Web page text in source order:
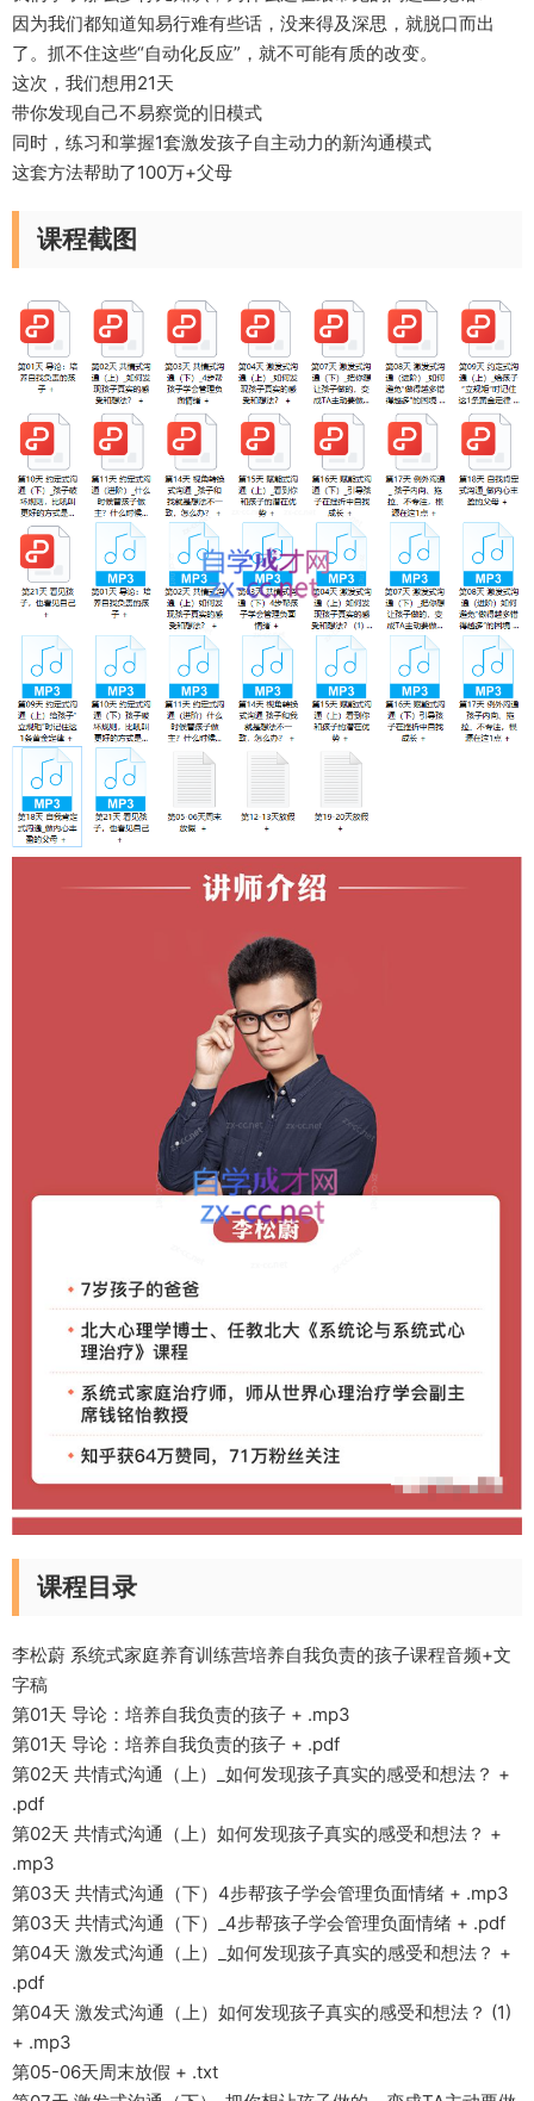
因为我们都知道知易行难有些话，没来得及深思，就脱口而出
了。抓不住这些“自动化反应”，就不可能有质的改变。
这次，我们想用21天
带你发现自己不易察觉的旧模式
同时，练习和掌握1套激发孩子自主动力的新沟通模式
这套方法帮助了100万+父母
课程截图
课程目录
李松蔚 系统式家庭养育训练营培养自我负责的孩子课程音频+文
字稿
第01天 导论：培养自我负责的孩子 + .mp3
第01天 导论：培养自我负责的孩子 + .pdf
第02天 共情式沟通（上）_如何发现孩子真实的感受和想法？ +
.pdf
第02天 共情式沟通（上）如何发现孩子真实的感受和想法？ +
.mp3
第03天 共情式沟通（下）4步帮孩子学会管理负面情绪 + .mp3
第03天 共情式沟通（下）_4步帮孩子学会管理负面情绪 + .pdf
第04天 激发式沟通（上）_如何发现孩子真实的感受和想法？ +
.pdf
第04天 激发式沟通（上）如何发现孩子真实的感受和想法？ (1)
+ .mp3
第05-06天周末放假 + .txt